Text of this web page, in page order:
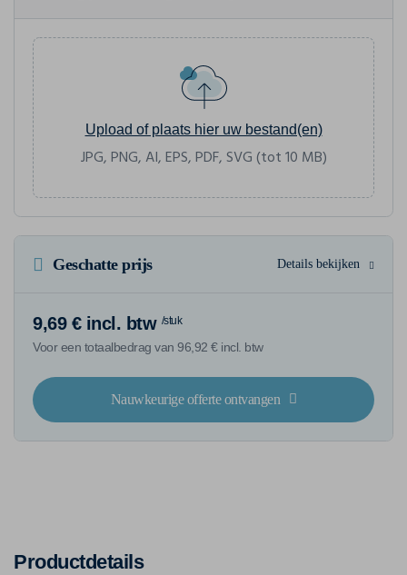
Upload of plaats hier uw bestand(en)
JPG, PNG, AI, EPS, PDF, SVG (tot 10 MB)
Geschatte prijs Details bekijken
9,69 € incl. btw /stuk
Voor een totaalbedrag van 96,92 € incl. btw
Nauwkeurige offerte ontvangen
Productdetails